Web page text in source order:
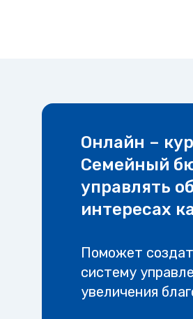
Онлайн –
Семейный
управлять
интересах
Поможет
систему
увеличения